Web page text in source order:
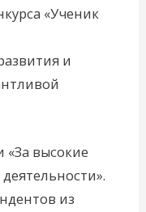
«Ученик
и
высокие
из